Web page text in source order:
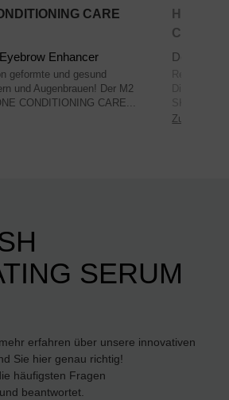
CARE
Enhancer
geformte und gesund
und Augenbrauen! Der M2
CONDITIONING CARE...
HYBRID
Der Skin
Zum
SERUM
erfahren über unsere innovativen
Sie hier genau richtig!
häufigsten Fragen
beantwortet.